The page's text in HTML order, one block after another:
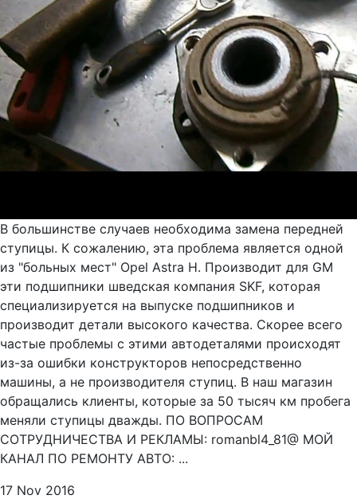
В большинстве случаев необходима замена передней
ступицы. К сожалению, эта проблема является одной
из "больных мест" Opel Astra H. Производит для GM
эти подшипники шведская компания SKF, которая
специализируется на выпуске подшипников и
производит детали высокого качества. Скорее всего
частые проблемы с этими автодеталями происходят
из-за ошибки конструкторов непосредственно
машины, а не производителя ступиц. В наш магазин
обращались клиенты, которые за 50 тысяч км пробега
меняли ступицы дважды. ПО ВОПРОСАМ
СОТРУДНИЧЕСТВА И РЕКЛАМЫ: romanbl4_81@ МОЙ
КАНАЛ ПО РЕМОНТУ АВТО: ...
17 Nov 2016